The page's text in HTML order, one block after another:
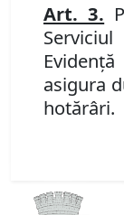
Art. 3.
asigura
hotărâri.